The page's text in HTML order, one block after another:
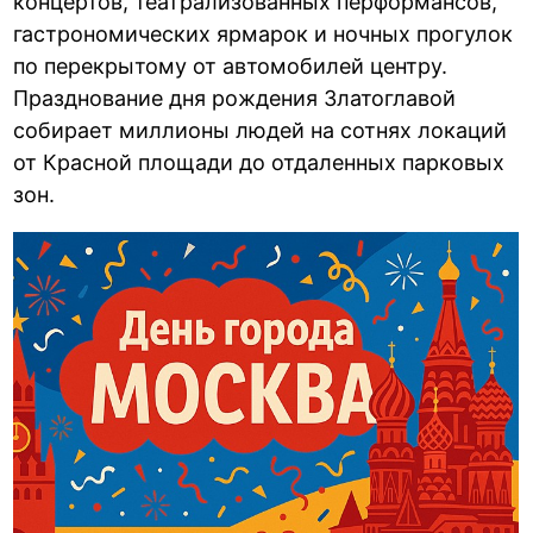
гастрономических ярмарок и ночных прогулок
по перекрытому от автомобилей центру.
Празднование дня рождения Златоглавой
собирает миллионы людей на сотнях локаций
от Красной площади до отдаленных парковых
зон.